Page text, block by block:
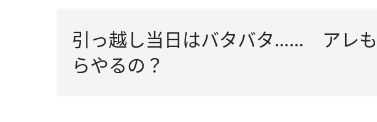
引っ越し当日はバタバタ…… アレ
らやるの？